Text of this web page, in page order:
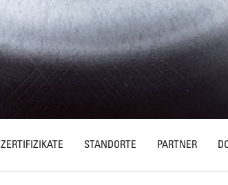
ZERTIFIZIKATE STANDORTE PARTNER